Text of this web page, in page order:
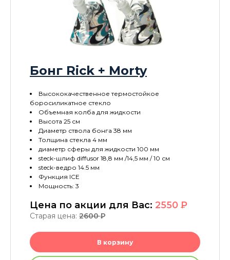
Бонг Rick + Morty
Высококачественное термостойкое
боросиликатное стекло
Объемная колба для жидкости
Высота 25 см
Диаметр ствола бонга 38 мм
Толщина стекла 4 мм
диаметр сферы для жидкости 100 мм
steck-шлиф diffusor 18,8 мм /14,5 мм / 10 см
steck-ведро 14.5 мм
Функция ICE
Мощность: 3
Цена по акции для Вас: 2550 P
Старая цена: 2600P
В корзину